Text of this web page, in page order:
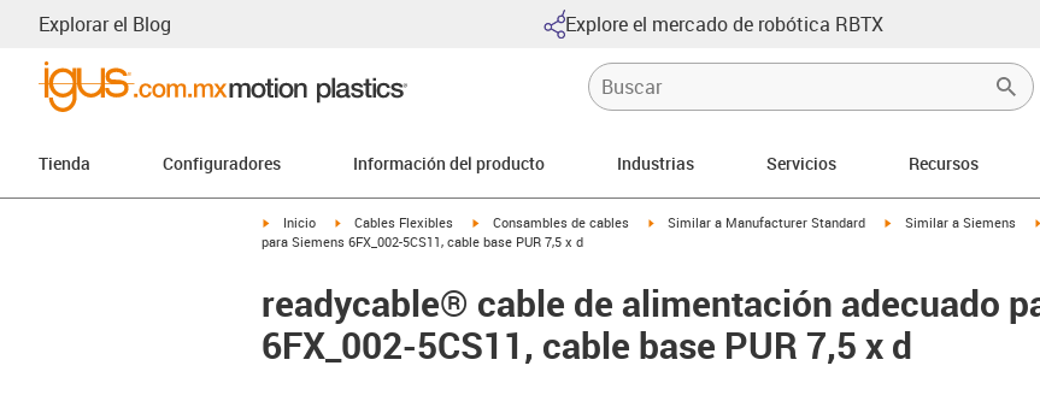
Explorar el Blog Explore el mercado de robótica RBTX
Tienda Configuradores Información del producto Industrias Servicios Recursos
igus-icon-arrow-right
Inicio igus-icon-arrow-right
Cables Flexibles igus-icon-arrow-right
Consambles de cables igus-icon-arrow-right
Similar a Manufacturer Standard igus-icon-arrow-right
Similar a Siemens
para Siemens 6FX_002-5CS11, cable base PUR 7,5 x d
readycable® cable de alimentación adecuado
6FX_002-5CS11, cable base PUR 7,5 x d